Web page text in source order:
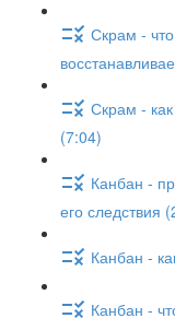
Скрам -
Скрам -
(7:04)
Канбан -
его следствия
Канбан -
Канбан -